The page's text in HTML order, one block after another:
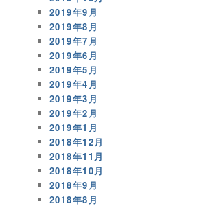
2019年9月
2019年8月
2019年7月
2019年6月
2019年5月
2019年4月
2019年3月
2019年2月
2019年1月
2018年12月
2018年11月
2018年10月
2018年9月
2018年8月